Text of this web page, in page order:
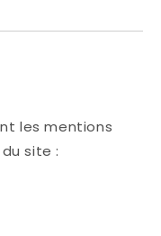
les mentions
site :